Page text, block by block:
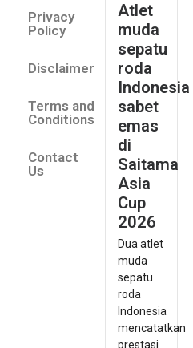
Privacy
Policy
Disclaimer
Terms and
Conditions
Contact
Us
Atlet
muda
sepatu
roda
Indonesia
sabet
emas
di
Saitama
Asia
Cup
2026
Dua atlet
muda
sepatu
roda
Indonesia
mencatatkan
prestasi